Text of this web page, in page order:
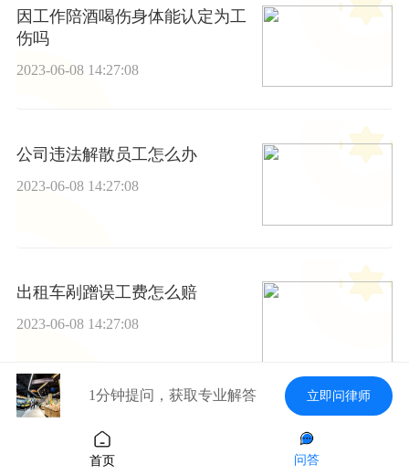
因工作陪酒喝伤身体能认定为工
伤吗
2023-06-08 14:27:08
公司违法解散员工怎么办
2023-06-08 14:27:08
出租车剐蹭误工费怎么赔
2023-06-08 14:27:08
速递！超速违章照片需要几张？
交通技术监控设备的注意事项是
1分钟提问，获取专业解答 立即问律师
首页 问答